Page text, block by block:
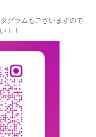
グラムもございますので
！！